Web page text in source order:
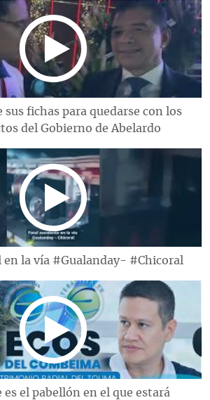
sus fichas para quedarse con los
del Gobierno de Abelardo
en la vía #Gualanday- #Chicoral
el pabellón en el que estará